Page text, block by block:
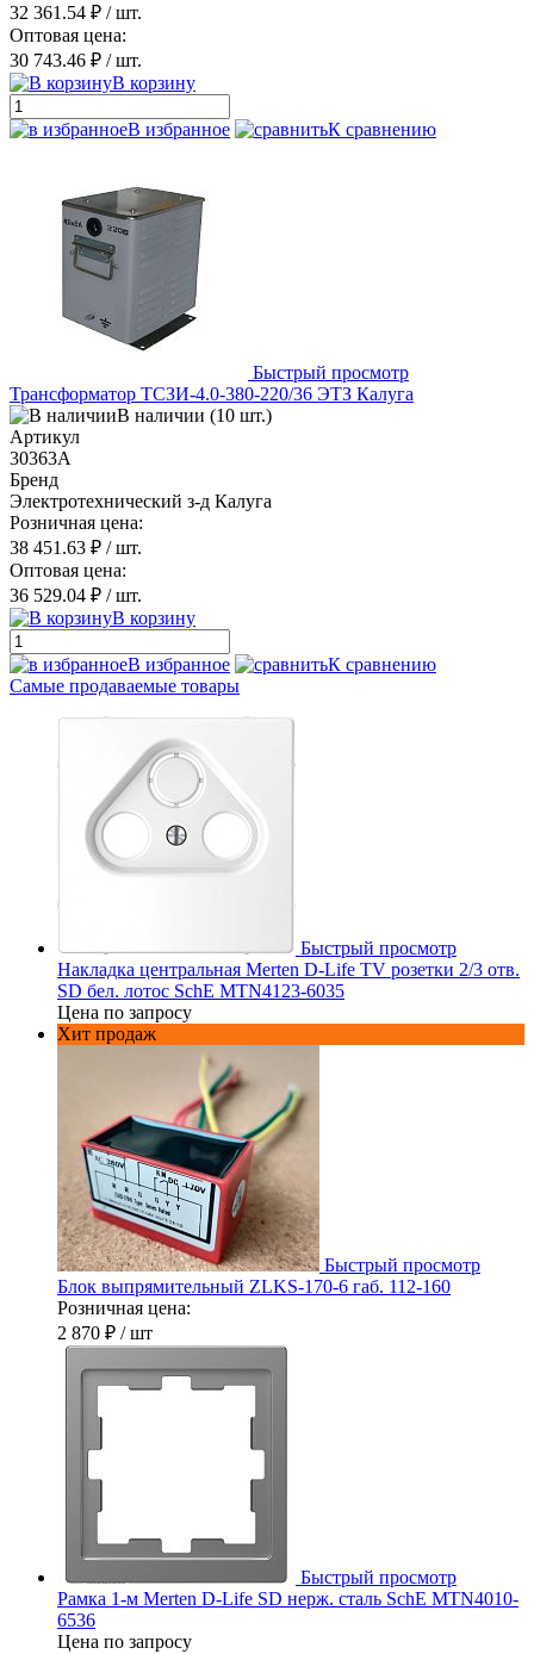
32 361.54 ₽ / шт.
Оптовая цена:
30 743.46 ₽ / шт.
В корзину
В избранное К сравнению
Быстрый просмотр
Трансформатор ТСЗИ-4.0-380-220/36 ЭТЗ Калуга
В наличии (10 шт.)
Артикул
30363А
Бренд
Электротехнический з-д Калуга
Розничная цена:
38 451.63 ₽ / шт.
Оптовая цена:
36 529.04 ₽ / шт.
В корзину
В избранное
К сравнению
Самые продаваемые товары
Быстрый просмотр
Накладка центральная Merten D-Life TV розетки 2/3 отв.
SD бел. лотос SchE MTN4123-6035
Цена по запросу
Хит продаж
Быстрый просмотр
Блок выпрямительный ZLKS-170-6 габ. 112-160
Розничная цена:
2 870 ₽ / шт
Быстрый просмотр
Рамка 1-м Merten D-Life SD нерж. сталь SchE MTN4010-
6536
Цена по запросу